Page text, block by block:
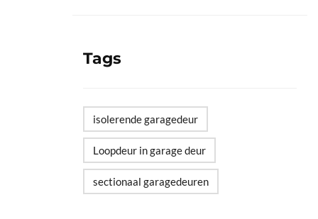
Tags
isolerende garagedeur
Loopdeur in garage deur
sectionaal garagedeuren